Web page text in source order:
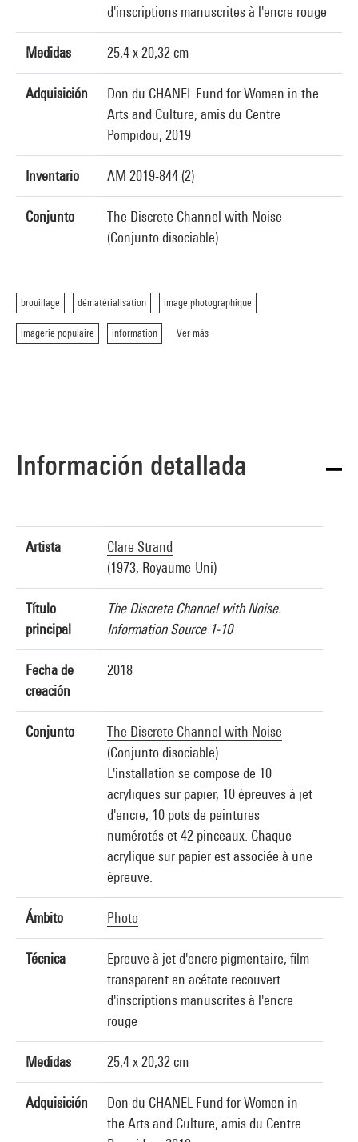
d'inscriptions manuscrites à l'encre rouge
Medidas 25,4 x 20,32 cm
Adquisición
Don du CHANEL Fund for Women in the
Arts and Culture, amis du Centre
Pompidou, 2019
Inventario AM 2019-844 (2)
Conjunto
The Discrete Channel with Noise
(Conjunto disociable)
brouillage dématérialisation image photographique
imagerie populaire information Ver más
Información detallada
Artista
Clare Strand
(1973, Royaume-Uni)
Título
principal
The Discrete Channel with Noise.
Information Source 1-10
Fecha de
creación
2018
Conjunto
The Discrete Channel with Noise
(Conjunto disociable)
L'installation se compose de 10
acryliques sur papier, 10 épreuves à jet
d'encre, 10 pots de peintures
numérotés et 42 pinceaux. Chaque
acrylique sur papier est associée à une
épreuve.
Ámbito Photo
Técnica
Epreuve à jet d'encre pigmentaire, film
transparent en acétate recouvert
d'inscriptions manuscrites à l'encre
rouge
Medidas 25,4 x 20,32 cm
Adquisición
Don du CHANEL Fund for Women in
the Arts and Culture, amis du Centre